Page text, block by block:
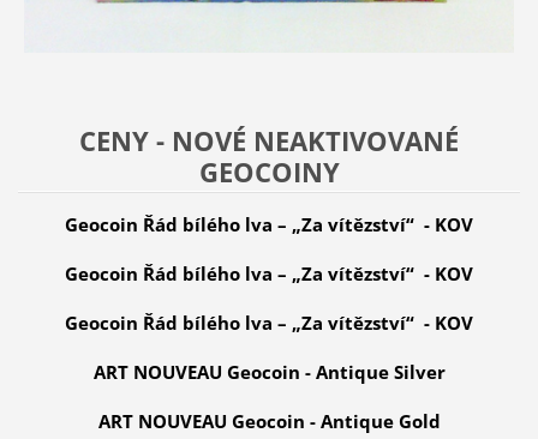
CENY - NOVÉ NEAKTIVOVANÉ
GEOCOINY
Geocoin Řád bílého lva – „Za vítězství“ - KOV
Geocoin Řád bílého lva – „Za vítězství“ - KOV
Geocoin Řád bílého lva – „Za vítězství“ - KOV
ART NOUVEAU Geocoin - Antique Silver
ART NOUVEAU Geocoin - Antique Gold